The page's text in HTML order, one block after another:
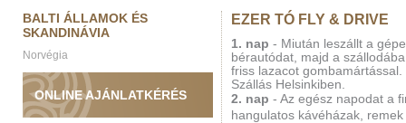
BALTI ÁLLAMOK ÉS
SKANDINÁVIA
Norvégia
ONLINE AJÁNLATKÉRÉS
EZER TÓ FLY & DRIVE
1. nap - Miután leszállt a
bérautódat, majd a
friss lazacot gombamártással.
Szállás Helsinkiben.
2. nap - Az egész napodat a
hangulatos kávéházak,